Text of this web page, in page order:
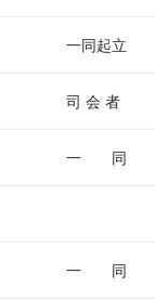
一同起立
司 会 者
一 同
一 同